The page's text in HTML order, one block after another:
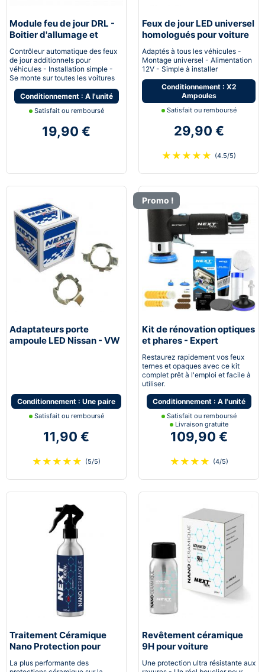
Module feu de jour DRL -
Boitier d'allumage et
extinction automatique
pour feux de jour Led
Contrôleur automatique des feux
de jour additionnels pour
véhicules - Installation simple -
Se monte sur toutes les voitures
Conditionnement : A l'unité
Satisfait ou remboursé
19,90 €
Feux de jour LED universel
homologués pour voiture
moto quad
Adaptés à tous les véhicules -
Montage universel - Alimentation
12V - Simple à installer
Conditionnement : X2
Ampoules
Satisfait ou remboursé
29,90 €
★ ★ ★ ★ ★ (4.5/5)
Adaptateurs porte
ampoule LED Nissan - VW
Conditionnement : Une paire
Satisfait ou remboursé
11,90 €
★ ★ ★ ★ ★ (5/5)
Promo !
Kit de rénovation optiques
et phares - Expert
Restaurez rapidement vos feux
ternes et opaques avec ce kit
complet prêt à l'emploi et facile à
utiliser.
Conditionnement : A l'unité
Satisfait ou remboursé
Livraison gratuite
109,90 €
★ ★ ★ ★ (4/5)
Traitement Céramique
Nano Protection pour
La plus performante des
Revêtement céramique
9H pour voiture
Une protection ultra résistante aux